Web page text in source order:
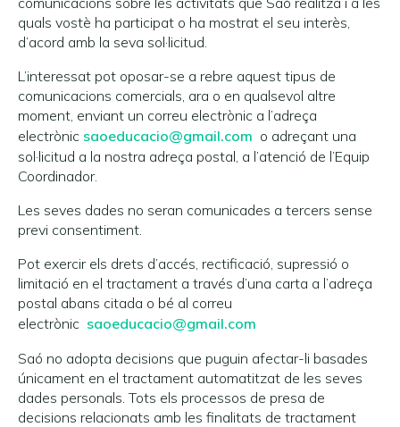
quals vostè ha participat o ha mostrat el seu interès,
d’acord amb la seva sol·licitud.
L’interessat pot oposar-se a rebre aquest tipus de
comunicacions comercials, ara o en qualsevol altre
moment, enviant un correu electrònic a l’adreça
electrònic saoeducacio@gmail.com o adreçant una
sol·licitud a la nostra adreça postal, a l’atenció de l’Equip
Coordinador.
Les seves dades no seran comunicades a tercers sense
previ consentiment.
Pot exercir els drets d’accés, rectificació, supressió o
limitació en el tractament a través d’una carta a l’adreça
postal abans citada o bé al correu
electrònic saoeducacio@gmail.com
Saó no adopta decisions que puguin afectar-li basades
únicament en el tractament automatitzat de les seves
dades personals. Tots els processos de presa de
decisions relacionats amb les finalitats de tractament